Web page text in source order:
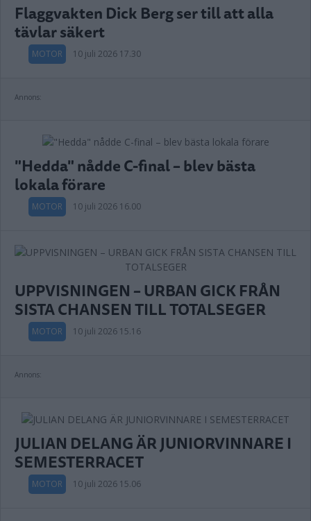
Flaggvakten Dick Berg ser till att alla
tävlar säkert
MOTOR 10 juli 2026 17.30
Annons:
"Hedda" nådde C-final – blev bästa
lokala förare
MOTOR 10 juli 2026 16.00
UPPVISNINGEN – URBAN GICK FRÅN
SISTA CHANSEN TILL TOTALSEGER
MOTOR 10 juli 2026 15.16
Annons:
JULIAN DELANG ÄR JUNIORVINNARE I
SEMESTERRACET
MOTOR 10 juli 2026 15.06